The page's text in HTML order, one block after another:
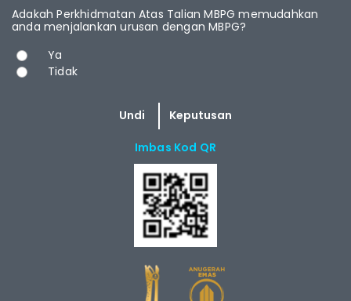
Adakah Perkhidmatan Atas Talian MBPG memudahkan
anda menjalankan urusan dengan MBPG?
Pilihan
Ya
Tidak
Imbas Kod QR